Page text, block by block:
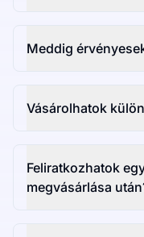
Meddig
Vásárolhatok
Feliratkozhatok
megvásárlása